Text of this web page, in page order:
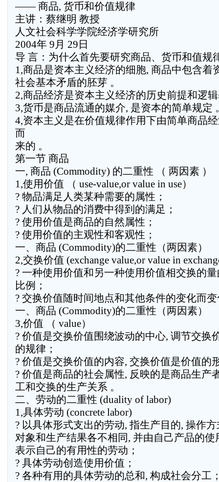
—— 商品, 货币和价值规律
主讲：蔡继明 教授
人文社会科学学院经济学研究所
2004年 9月 29日
导 言：为什么首先要研究商品、货币和值规
1,商品是资本主义经济的细胞, 商品中包含着
社会基本矛盾的胚芽 。
2,商品经济是资本主义经济的历史前提和逻
3,货币是商品流通的媒介, 是资本的简单规定
4,资本主义是在价值规律作用下由简单商品
而
来的 。
第一节 商品
一, 商品 (Commodity) 的二重性 （ 两因素 ）
1,使用价值 （ use-value,or value in use）
? 物品满足人类某种需要的属性；
? 人们从物品的消费中得到的满足；
? 使用价值是商品的自然属性；
? 使用价值的主观性和客观性；
一、商品 (Commodity)的二重性（两因素）
2,交换价值 (exchange value,or value in
? 一种使用价值和另一种使用价值相交换的
比例；
? 交换价值随时间地点和其他条件的变化而
一、商品 (Commodity)的二重性（两因素）
3,价值 （ value）
? 价值是交换价值围绕波动的中心, 调节交换
的规律；
? 价值是交换价值的内容, 交换价值是价值的
? 价值是商品的社会属性, 反映的是商品生产
工和交换的生产关系 。
二、劳动的二重性 (duality of labor)
1,具体劳动 (concrete labor)
? 以具体形式支出的劳动, 指生产目的, 操作
对象和生产结果各不相同, 并由自己产品的使
表示自己的有用性的劳动；
? 具体劳动创造使用价值；
? 各种有用的具体劳动的总和, 构成社会分工